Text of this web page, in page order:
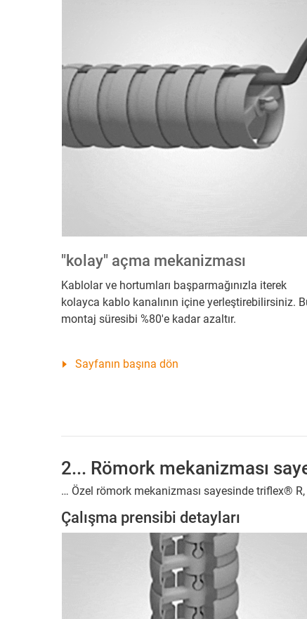
"kolay" açma mekanizması
Kablolar ve hortumları başparmağınızla iterek
kolayca kablo kanalının içine yerleştirebilirsiniz.
montaj süresibi %80'e kadar azaltır.
Sayfanın başına dön
2... Römork mekanizması
… Özel römork mekanizması sayesinde triflex®
Çalışma prensibi detayları